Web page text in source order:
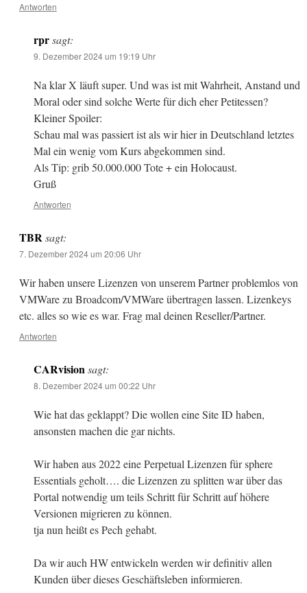
Antworten
rpr sagt:
9. Dezember 2024 um 19:19 Uhr
Na klar X läuft super. Und was ist mit Wahrheit, Anstand und
Moral oder sind solche Werte für dich eher Petitessen?
Kleiner Spoiler:
Schau mal was passiert ist als wir hier in Deutschland letztes
Mal ein wenig vom Kurs abgekommen sind.
Als Tip: grib 50.000.000 Tote + ein Holocaust.
Gruß
Antworten
TBR sagt:
7. Dezember 2024 um 20:06 Uhr
Wir haben unsere Lizenzen von unserem Partner problemlos von
VMWare zu Broadcom/VMWare übertragen lassen. Lizenkeys
etc. alles so wie es war. Frag mal deinen Reseller/Partner.
Antworten
CARvision sagt:
8. Dezember 2024 um 00:22 Uhr
Wie hat das geklappt? Die wollen eine Site ID haben,
ansonsten machen die gar nichts.
Wir haben aus 2022 eine Perpetual Lizenzen für sphere
Essentials geholt…. die Lizenzen zu splitten war über das
Portal notwendig um teils Schritt für Schritt auf höhere
Versionen migrieren zu können.
tja nun heißt es Pech gehabt.
Da wir auch HW entwickeln werden wir definitiv allen
Kunden über dieses Geschäftsleben informieren.